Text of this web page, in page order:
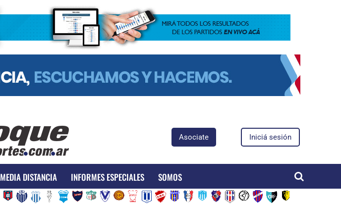
Asociate Iniciá sesión
MEDIA DISTANCIA INFORMES ESPECIALES SOMOS